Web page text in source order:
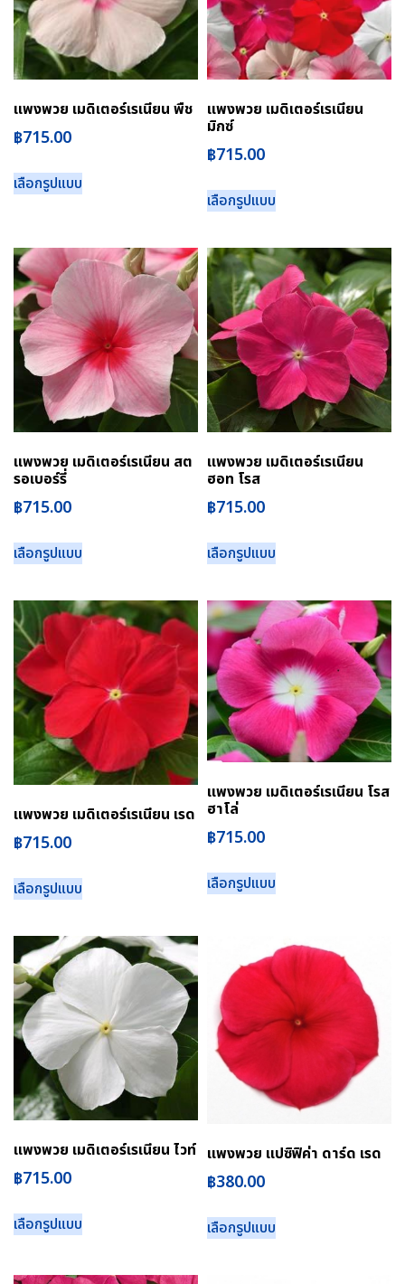
แพงพวย เมดิเตอร์เรเนียน พืช
฿715.00
เลือกรูปแบบ
แพงพวย เมดิเตอร์เรเนียน
มิกซ์
฿715.00
เลือกรูปแบบ
แพงพวย เมดิเตอร์เรเนียน สต
รอเบอร์รี่
฿715.00
เลือกรูปแบบ
แพงพวย เมดิเตอร์เรเนียน
ฮอท โรส
฿715.00
เลือกรูปแบบ
แพงพวย เมดิเตอร์เรเนียน เรด
฿715.00
เลือกรูปแบบ
แพงพวย เมดิเตอร์เรเนียน โรส
ฮาโล่
฿715.00
เลือกรูปแบบ
แพงพวย เมดิเตอร์เรเนียน ไวท์
฿715.00
เลือกรูปแบบ
แพงพวย แปซิฟิค่า ดาร์ด เรด
฿380.00
เลือกรูปแบบ